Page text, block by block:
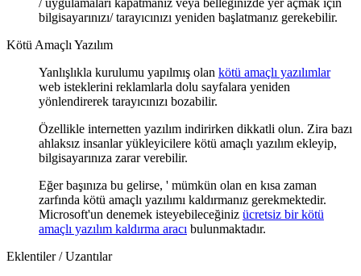
/ uygulamaları kapatmanız veya belleğinizde yer açmak için
bilgisayarınızı/ tarayıcınızı yeniden başlatmanız gerekebilir.
Kötü Amaçlı Yazılım
Yanlışlıkla kurulumu yapılmış olan kötü amaçlı yazılımlar
web isteklerini reklamlarla dolu sayfalara yeniden
yönlendirerek tarayıcınızı bozabilir.
Özellikle internetten yazılım indirirken dikkatli olun. Zira bazı
ahlaksız insanlar yükleyicilere kötü amaçlı yazılım ekleyip,
bilgisayarınıza zarar verebilir.
Eğer başınıza bu gelirse, ' mümkün olan en kısa zaman
zarfında kötü amaçlı yazılımı kaldırmanız gerekmektedir.
Microsoft'un denemek isteyebileceğiniz ücretsiz bir kötü
amaçlı yazılım kaldırma aracı bulunmaktadır.
Eklentiler / Uzantılar